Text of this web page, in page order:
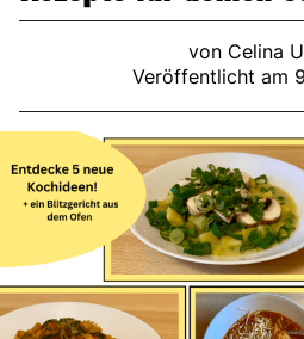
von Celina
Veröffentlicht am